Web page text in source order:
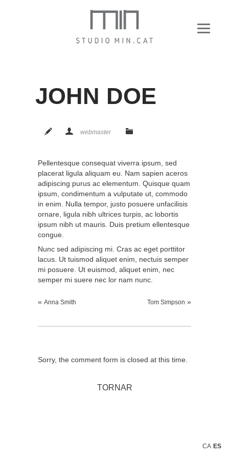
JOHN DOE
webmaster
Pellentesque consequat viverra ipsum, sed
placerat ligula aliquam eu. Nam sapien aceros
adipiscing purus ac elementum. Quisque quam
ipsum, condimentum a vulputate ut, commodo
in enim. Nulla tempor, justo posuere unfacilisis
ornare, ligula nibh ultrices turpis, ac lobortis
ipsum nibh ut mauris. Duis pretium ellentesque
congue.
Nunc sed adipiscing mi. Cras ac eget porttitor
lacus. Ut tuismod aliquet enim, nectuis semper
mi posuere. Ut euismod, aliquet enim, nec
semper mi suere nec lor nam nunc.
« Anna Smith Tom Simpson »
Sorry, the comment form is closed at this time.
TORNAR
CA ES